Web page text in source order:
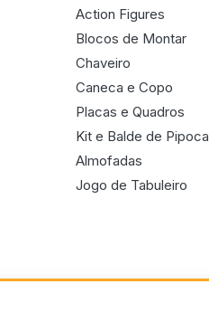
Action Figures
Blocos de Montar
Chaveiro
Caneca e Copo
Placas e Quadros
Kit e Balde de Pipoca
Almofadas
Jogo de Tabuleiro